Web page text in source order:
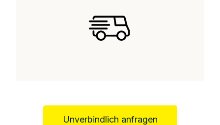
Unverbindlich anfragen